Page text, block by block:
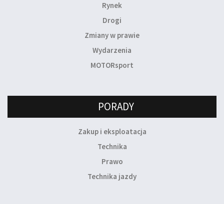
Rynek
Drogi
Zmiany w prawie
Wydarzenia
MOTORsport
PORADY
Zakup i eksploatacja
Technika
Prawo
Technika jazdy